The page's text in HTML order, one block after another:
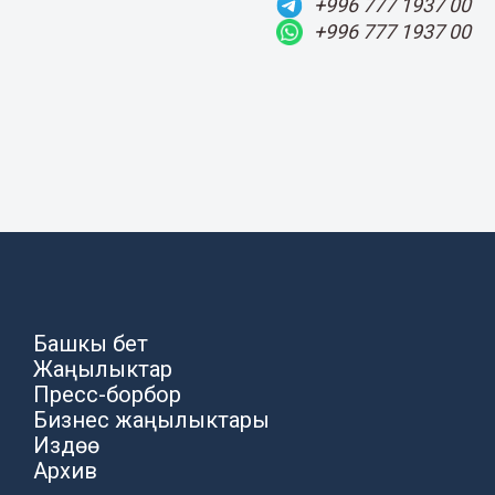
+996 777 1937 00
+996 777 1937 00
Башкы бет
Жаңылыктар
Пресс-борбор
Бизнес жаңылыктары
Издөө
Архив